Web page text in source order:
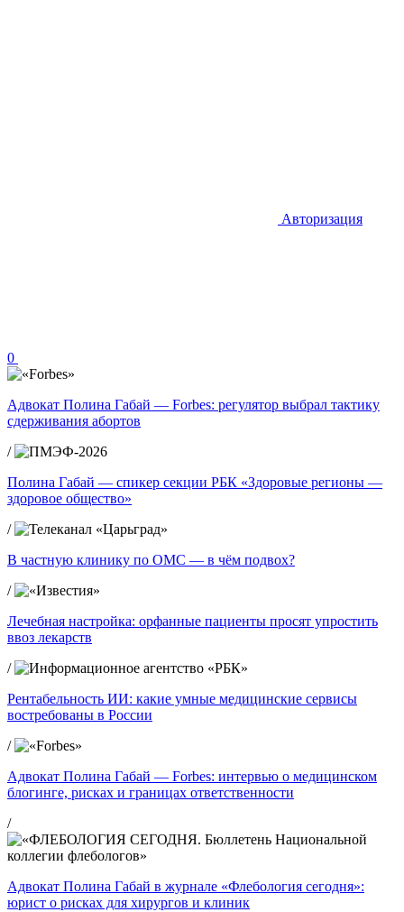
Авторизация
0
Адвокат Полина Габай — Forbes: регулятор выбрал тактику
сдерживания абортов
/
Полина Габай — спикер секции РБК «Здоровые регионы —
здоровое общество»
/
В частную клинику по ОМС — в чём подвох?
/
Лечебная настройка: орфанные пациенты просят упростить
ввоз лекарств
/
Рентабельность ИИ: какие умные медицинские сервисы
востребованы в России
/
Адвокат Полина Габай — Forbes: интервью о медицинском
блогинге, рисках и границах ответственности
/
Адвокат Полина Габай в журнале «Флебология сегодня»:
юрист о рисках для хирургов и клиник